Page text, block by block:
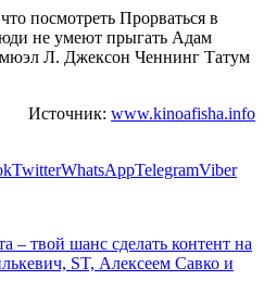
посмотреть Прорваться в
не умеют прыгать Адам
Л. Джексон Ченнинг Татум
Источник: www.kinoafisha.info
TwitterWhatsAppTelegramViber
– твой шанс сделать контент на
ST, Алексеем Савко и